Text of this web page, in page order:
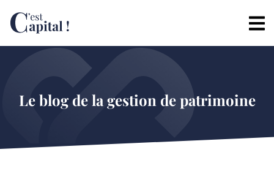
Le blog de la gestion de patrimoine